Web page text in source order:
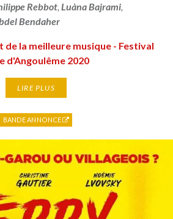
Rebbot, Luàna Bajrami,
Bendaher
de la meilleure musique - Festival
d'Angoulême 2020
LIRE PLUS
BANDE ANNONCE